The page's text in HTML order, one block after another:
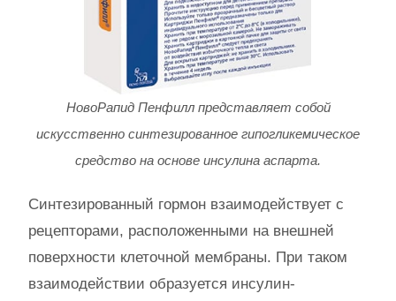
НовоРапид Пенфилл представляет собой
искусственно синтезированное гипогликемическое
средство на основе инсулина аспарта.
Синтезированный гормон взаимодействует с
рецепторами, расположенными на внешней
поверхности клеточной мембраны. При таком
взаимодействии образуется инсулин-